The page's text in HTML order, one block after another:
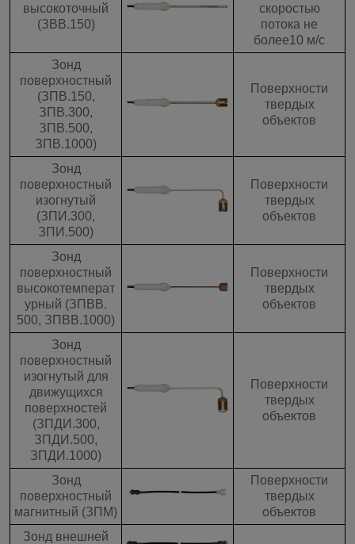
высокоточный
(ЗВВ.150)
скоростью
потока не
более10 м/с
Зонд
поверхностный
(ЗПВ.150,
ЗПВ.300,
ЗПВ.500,
ЗПВ.1000)
Поверхности
твердых
объектов
Зонд
поверхностный
изогнутый
(ЗПИ.300,
ЗПИ.500)
Поверхности
твердых
объектов
Зонд
поверхностный
высокотемперат
урный (ЗПВВ.
500, ЗПВВ.1000)
Поверхности
твердых
объектов
Зонд
поверхностный
изогнутый для
движущихся
поверхностей
(ЗПДИ.300,
ЗПДИ.500,
ЗПДИ.1000)
Поверхности
твердых
объектов
Зонд
поверхностный
магнитный (ЗПМ)
Поверхности
твердых
объектов
Зонд внешней